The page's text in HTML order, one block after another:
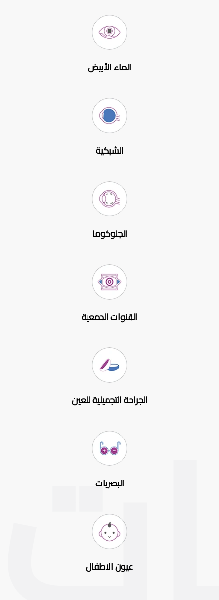
الماء الأبيض
الشبكية
الجلوكوما
القنوات الدمعية
الجراحة التجميلية للعين
البصريات
عيون الاطفال